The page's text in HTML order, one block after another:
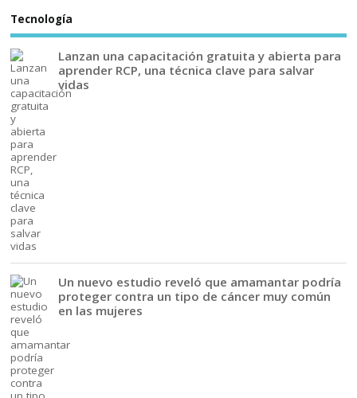
Tecnología
Lanzan una capacitación gratuita y abierta para
aprender RCP, una técnica clave para salvar
vidas
Un nuevo estudio reveló que amamantar podría
proteger contra un tipo de cáncer muy común
en las mujeres